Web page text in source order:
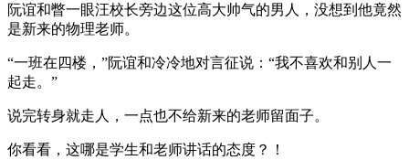
阮谊和瞥一眼汪校长旁边这位高大帅气的男人，没想到他竟然
是新来的物理老师。
“一班在四楼，”阮谊和冷冷地对言征说：“我不喜欢和别人一
起走。”
说完转身就走人，一点也不给新来的老师留面子。
你看看，这哪是学生和老师讲话的态度？！